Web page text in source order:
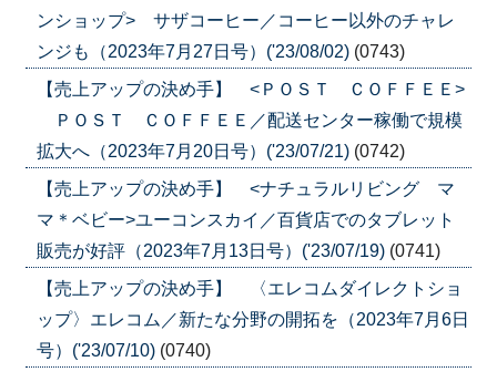
ンショップ> サザコーヒー／コーヒー以外のチャレ
ンジも（2023年7月27日号）('23/08/02) (0743)
【売上アップの決め手】 <ＰＯＳＴ ＣＯＦＦＥＥ>
ＰＯＳＴ ＣＯＦＦＥＥ／配送センター稼働で規模
拡大へ（2023年7月20日号）('23/07/21) (0742)
【売上アップの決め手】 <ナチュラルリビング マ
マ＊ベビー>ユーコンスカイ／百貨店でのタブレット
販売が好評（2023年7月13日号）('23/07/19) (0741)
【売上アップの決め手】 〈エレコムダイレクトショ
ップ〉エレコム／新たな分野の開拓を（2023年7月6日
号）('23/07/10) (0740)